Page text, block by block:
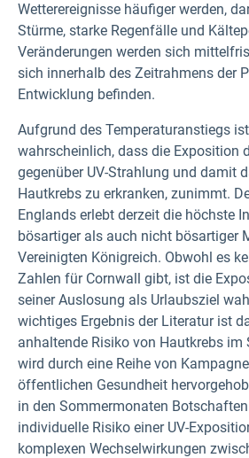
Wetterereignisse häufiger werden,
Stürme, starke Regenfälle und
Veränderungen werden sich
sich innerhalb des Zeitrahmens der
Entwicklung befinden.
Aufgrund des Temperaturanstiegs
wahrscheinlich, dass die Exposition
gegenüber UV-Strahlung und damit
Hautkrebs zu erkranken, zunimmt.
Englands erlebt derzeit die höchste
bösartiger als auch nicht bösartiger
Vereinigten Königreich. Obwohl es
Zahlen für Cornwall gibt, ist die
seiner Auslosung als Urlaubsziel
wichtiges Ergebnis der Literatur ist
anhaltende Risiko von Hautkrebs im
wird durch eine Reihe von
öffentlichen Gesundheit
in den Sommermonaten
individuelle Risiko einer UV-
komplexen Wechselwirkungen